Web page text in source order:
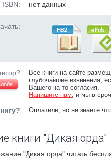
ISBN: нет данных
Все книги на сайте
глубочайшие извинения,
Вашего на то согласия.
Напишите нам, и мы в
Оплатили, но не знаете
книги "Дикая орда"
"Дикая орда" читать